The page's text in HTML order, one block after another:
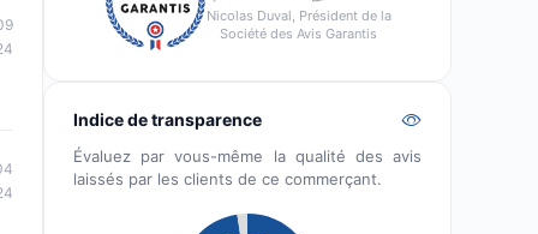
Nicolas Duval, Président de la
Société des Avis Garantis
Indice de transparence
Évaluez par vous-même la qualité des avis
laissés par les clients de ce commerçant.